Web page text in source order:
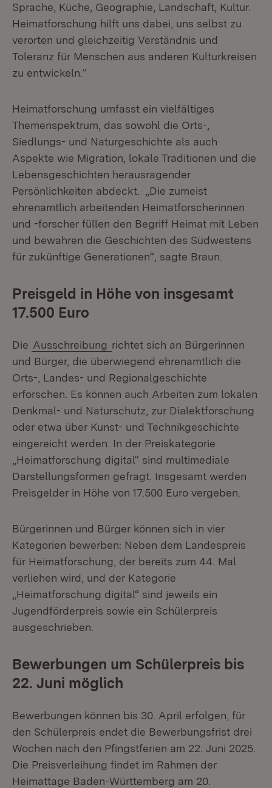
Sprache, Küche, Geographie, Landschaft, Kultur.
Heimatforschung hilft uns dabei, uns selbst zu
verorten und gleichzeitig Verständnis und
Toleranz für Menschen aus anderen Kulturkreisen
zu entwickeln.“
Heimatforschung umfasst ein vielfältiges
Themenspektrum, das sowohl die Orts-,
Siedlungs- und Naturgeschichte als auch
Aspekte wie Migration, lokale Traditionen und die
Lebensgeschichten herausragender
Persönlichkeiten abdeckt. „Die zumeist
ehrenamtlich arbeitenden Heimatforscherinnen
und -forscher füllen den Begriff Heimat mit Leben
und bewahren die Geschichten des Südwestens
für zukünftige Generationen“, sagte Braun.
Preisgeld in Höhe von insgesamt
17.500 Euro
Die Ausschreibung richtet sich an Bürgerinnen
und Bürger, die überwiegend ehrenamtlich die
Orts-, Landes- und Regionalgeschichte
erforschen. Es können auch Arbeiten zum lokalen
Denkmal- und Naturschutz, zur Dialektforschung
oder etwa über Kunst- und Technikgeschichte
eingereicht werden. In der Preiskategorie
„Heimatforschung digital“ sind multimediale
Darstellungsformen gefragt. Insgesamt werden
Preisgelder in Höhe von 17.500 Euro vergeben.
Bürgerinnen und Bürger können sich in vier
Kategorien bewerben: Neben dem Landespreis
für Heimatforschung, der bereits zum 44. Mal
verliehen wird, und der Kategorie
„Heimatforschung digital“ sind jeweils ein
Jugendförderpreis sowie ein Schülerpreis
ausgeschrieben.
Bewerbungen um Schülerpreis bis
22. Juni möglich
Bewerbungen können bis 30. April erfolgen, für
den Schülerpreis endet die Bewerbungsfrist drei
Wochen nach den Pfingstferien am 22. Juni 2025.
Die Preisverleihung findet im Rahmen der
Heimattage Baden-Württemberg am 20.